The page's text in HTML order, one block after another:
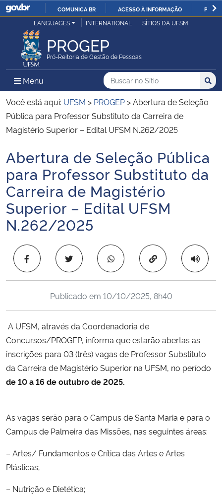
IR
COMUNICA BR ACESSO À INFORMAÇÃO
Ministério da Justiça e Segurança Pública
Ministério da Defesa
Ministério das Relações Exteriores
Ministério da Economia
Ministério da Infraestrutura
Ministério da Agricultura, Pecuária e Abastecimento
Ministério da Educação
Ministério da Cidadania
Ministério da Saúde
Ministério de Minas e Energia
Ministério da Ciência, Tecnologia, Inovações e Comunicações
Ministério do Meio Ambiente
Ministério do Turismo
Controladoria-Geral da União
Secretaria-Geral
Secretaria de Governo
LANGUAGES INTERNATIONAL SÍTIOS DA UFSM
PROGEP
Pró-Reitoria de Gestão de Pessoas
Menu Menu Principal do Sítio
Busca
Buscar no no Sítio
Busca:
Você está aqui: UFSM > PROGEP >Abertura de Seleção
Pública para Professor Substituto da Carreira de
Magistério Superior – Edital UFSM N.262/2025
Início do conteúdo
Abertura de Seleção Pública
para Professor Substituto da
Carreira de Magistério
Superior – Edital UFSM
N.262/2025
Copiar para área
Publicado em 10/10/2025, 8h40
A UFSM, através da Coordenadoria de
Concursos/PROGEP, informa que estarão abertas as
inscrições para 03 (três) vagas de Professor Substituto
da Carreira de Magistério Superior na UFSM, no período
de 10 a 16 de outubro de 2025.
As vagas serão para o Campus de Santa Maria e para o
Campus de Palmeira das Missões, nas seguintes áreas:
– Artes/ Fundamentos e Crítica das Artes e Artes
Plásticas;
– Nutrição e Dietética;